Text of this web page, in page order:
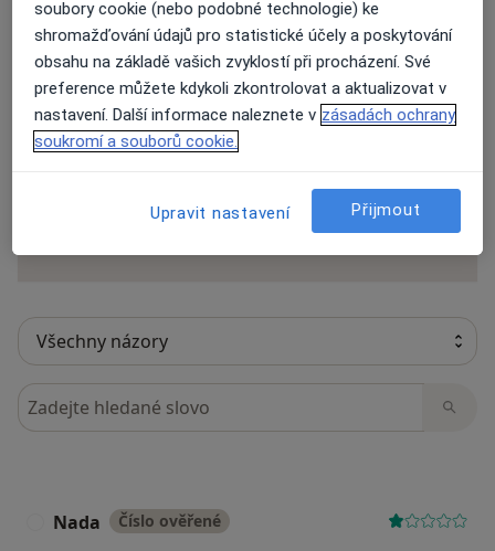
11 názorů
Specialisté nemají možnost zaplatit za
odstranění nebo změnu recenze pacienta.
Další informace o názorech
Hledejte v názorech
Nada Číslo ověřené
soubory cookie (nebo podobné technologie) ke
shromažďování údajů pro statistické účely a poskytování
obsahu na základě vašich zvyklostí při procházení. Své
preference můžete kdykoli zkontrolovat a aktualizovat v
nastavení. Další informace naleznete v zásadách ochrany
soukromí a souborů cookie.
Upravit nastavení Přijmout